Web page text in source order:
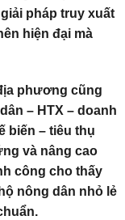
pháp truy xuất
hiện đại mà
phương cũng
– HTX – doanh
biến – tiêu thụ
và nâng cao
công cho thấy
nông dân nhỏ lẻ